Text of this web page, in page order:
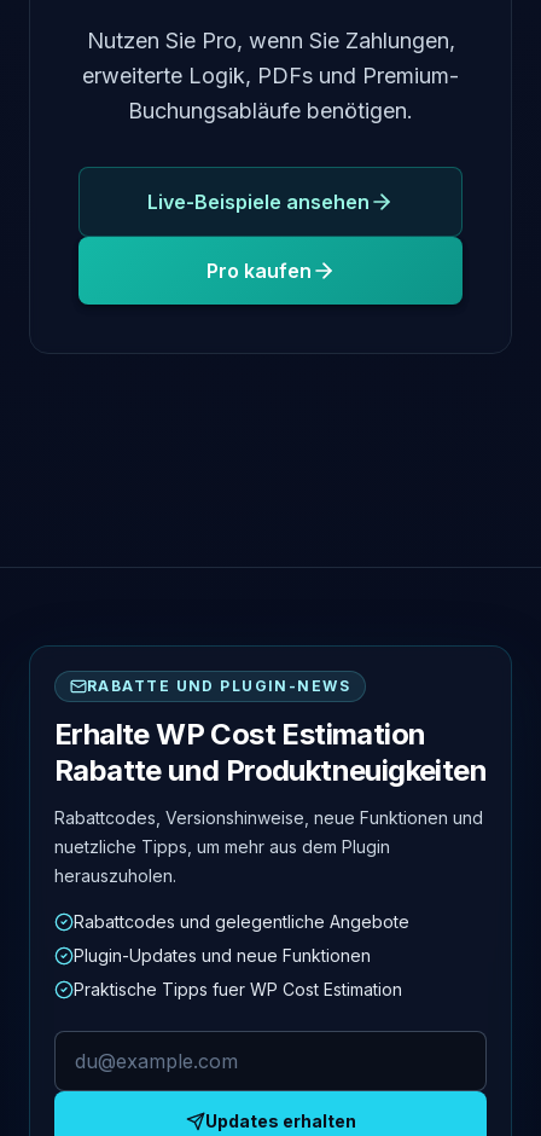
Nutzen Sie Pro, wenn Sie Zahlungen,
erweiterte Logik, PDFs und Premium-
Buchungsabläufe benötigen.
Live-Beispiele ansehen
Pro kaufen
RABATTE UND PLUGIN-NEWS
Erhalte WP Cost Estimation
Rabatte und Produktneuigkeiten
Rabattcodes, Versionshinweise, neue Funktionen und
nuetzliche Tipps, um mehr aus dem Plugin
herauszuholen.
Rabattcodes und gelegentliche Angebote
Plugin-Updates und neue Funktionen
Praktische Tipps fuer WP Cost Estimation
E-Mail-Adresse
Updates erhalten